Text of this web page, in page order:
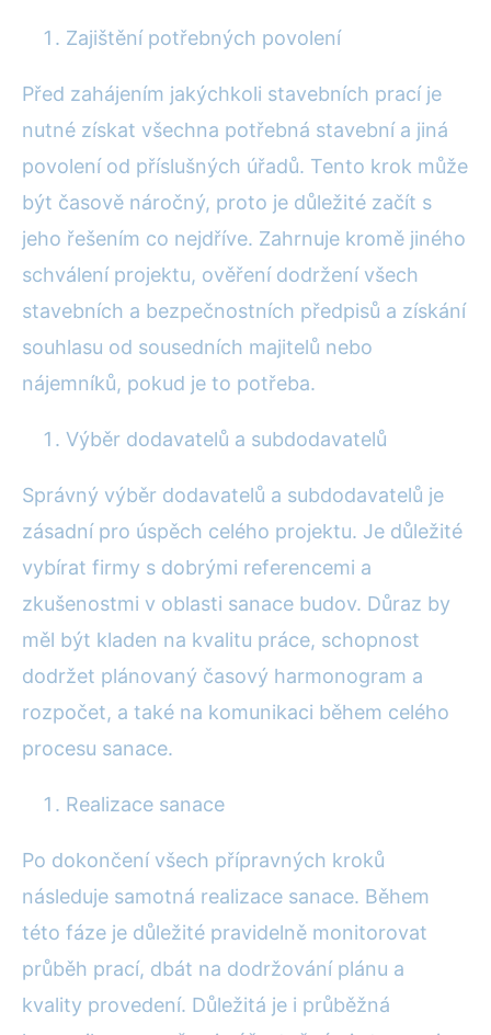
Zajištění potřebných povolení
Před zahájením jakýchkoli stavebních prací je
nutné získat všechna potřebná stavební a jiná
povolení od příslušných úřadů. Tento krok může
být časově náročný, proto je důležité začít s
jeho řešením co nejdříve. Zahrnuje kromě jiného
schválení projektu, ověření dodržení všech
stavebních a bezpečnostních předpisů a získání
souhlasu od sousedních majitelů nebo
nájemníků, pokud je to potřeba.
Výběr dodavatelů a subdodavatelů
Správný výběr dodavatelů a subdodavatelů je
zásadní pro úspěch celého projektu. Je důležité
vybírat firmy s dobrými referencemi a
zkušenostmi v oblasti sanace budov. Důraz by
měl být kladen na kvalitu práce, schopnost
dodržet plánovaný časový harmonogram a
rozpočet, a také na komunikaci během celého
procesu sanace.
Realizace sanace
Po dokončení všech přípravných kroků
následuje samotná realizace sanace. Během
této fáze je důležité pravidelně monitorovat
průběh prací, dbát na dodržování plánu a
kvality provedení. Důležitá je i průběžná